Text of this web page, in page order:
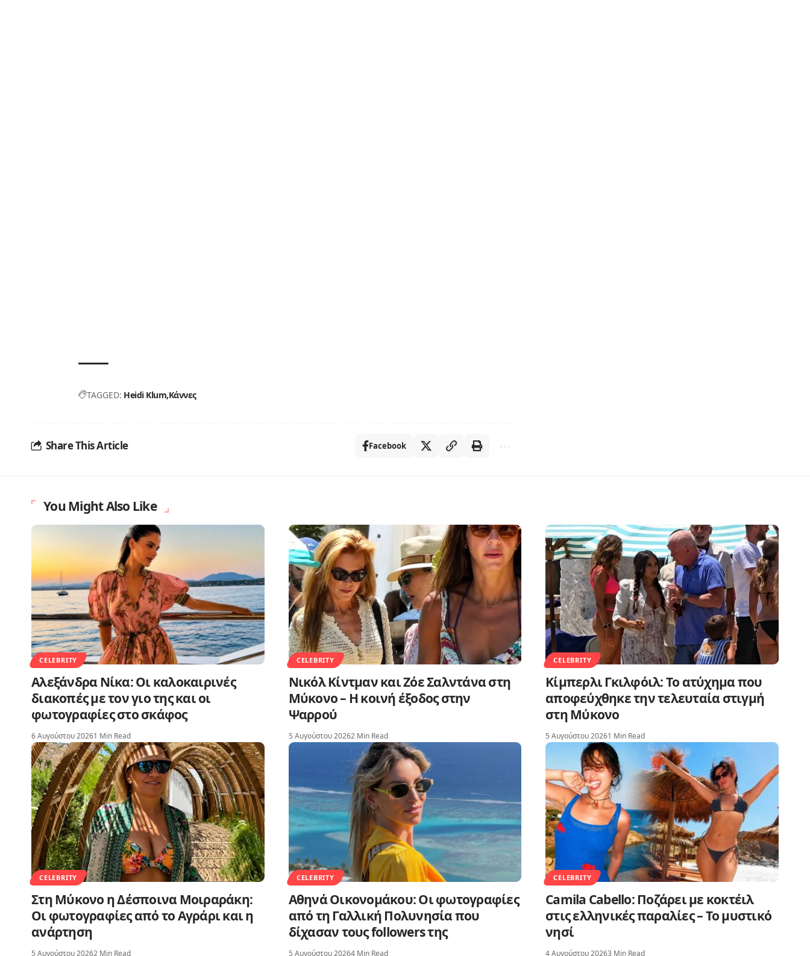
TAGGED: Heidi Klum Κάννες
Share This Article Facebook
You Might Also Like
CELEBRITY
Αλεξάνδρα Νίκα: Οι καλοκαιρινές
διακοπές με τον γιο της και οι
φωτογραφίες στο σκάφος
6 Αυγούστου 20261 Min Read
CELEBRITY
Νικόλ Κίντμαν και Ζόε Σαλντάνα στη
Μύκονο – Η κοινή έξοδος στην
Ψαρρού
5 Αυγούστου 20262 Min Read
CELEBRITY
Κίμπερλι Γκιλφόιλ: Το ατύχημα που
αποφεύχθηκε την τελευταία στιγμή
στη Μύκονο
5 Αυγούστου 20261 Min Read
CELEBRITY
Στη Μύκονο η Δέσποινα Μοιραράκη:
Οι φωτογραφίες από το Αγράρι και η
ανάρτηση
5 Αυγούστου 20262 Min Read
CELEBRITY
Αθηνά Οικονομάκου: Οι φωτογραφίες
από τη Γαλλική Πολυνησία που
δίχασαν τους followers της
5 Αυγούστου 20264 Min Read
CELEBRITY
Camila Cabello: Ποζάρει με κοκτέιλ
στις ελληνικές παραλίες – Το μυστικό
νησί
4 Αυγούστου 20263 Min Read